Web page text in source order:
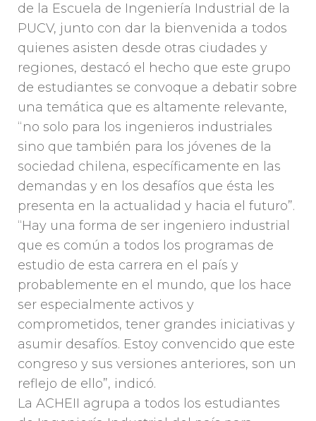
de la Escuela de Ingeniería Industrial de la
PUCV, junto con dar la bienvenida a todos
quienes asisten desde otras ciudades y
regiones, destacó el hecho que este grupo
de estudiantes se convoque a debatir sobre
una temática que es altamente relevante,
“no solo para los ingenieros industriales
sino que también para los jóvenes de la
sociedad chilena, específicamente en las
demandas y en los desafíos que ésta les
presenta en la actualidad y hacia el futuro”.
“Hay una forma de ser ingeniero industrial
que es común a todos los programas de
estudio de esta carrera en el país y
probablemente en el mundo, que los hace
ser especialmente activos y
comprometidos, tener grandes iniciativas y
asumir desafíos. Estoy convencido que este
congreso y sus versiones anteriores, son un
reflejo de ello”, indicó.
La ACHEII agrupa a todos los estudiantes